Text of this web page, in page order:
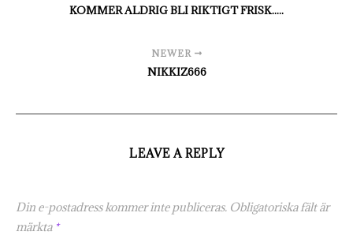
KOMMER ALDRIG BLI RIKTIGT FRISK.....
NEWER
NIKKIZ666
LEAVE A REPLY
Din e-postadress kommer inte publiceras. Obligatoriska fält är
märkta *